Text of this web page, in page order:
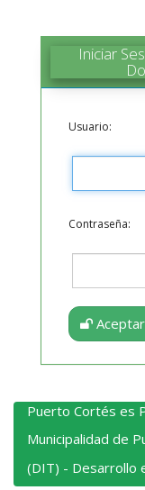
Iniciar
Usuario:
Contraseña:
Aceptar
Puerto Cortés es
Municipalidad de
(DIT) - Desarrollo